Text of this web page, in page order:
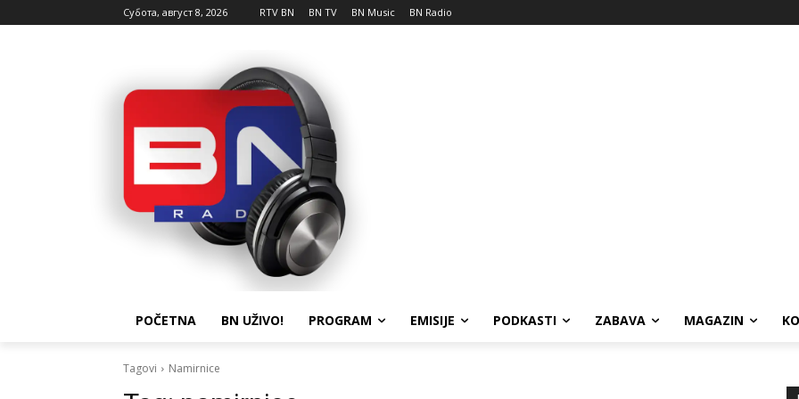
Субота, август 8, 2026 RTV BN BN TV BN Music BN Radio
POČETNA BN UŽIVO! PROGRAM EMISIJE PODKASTI ZABAVA MAGAZIN
Tagovi Namirnice